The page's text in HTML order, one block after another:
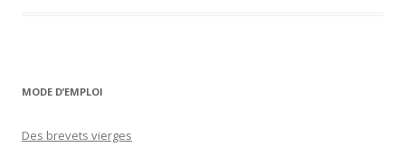
MODE D’EMPLOI
Des brevets vierges